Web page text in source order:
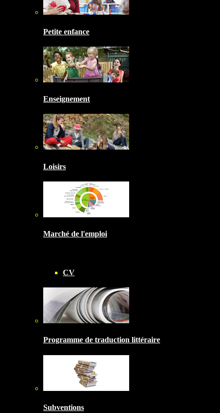
Petite enfance
Enseignement
Loisirs
Marché de l'emploi
CV
Programme de traduction littéraire
Subventions